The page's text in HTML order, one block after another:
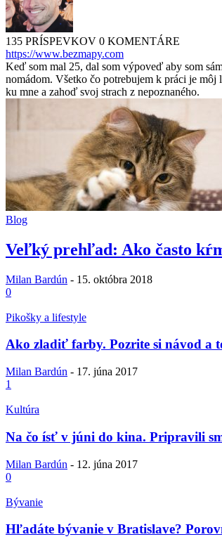
135 PRÍSPEVKOV 0 KOMENTÁRE
https://www.bezmapy.com
Keď som mal 25, dal som výpoveď aby som
nomádom. Všetko čo potrebujem k práci je
ku mne a zahoď svoj strach z nepoznaného.
Blog
Veľký prehľad: Ako často
Milan Bardún - 15. októbra 2018
0
Pikošky a lifestyle
Ako zladiť farby. Pozrite si návod a
Milan Bardún - 17. júna 2017
1
Kultúra
Na čo ísť v júni do kina. Pripravili
Milan Bardún - 12. júna 2017
0
Bývanie
Hľadáte bývanie v Bratislave?